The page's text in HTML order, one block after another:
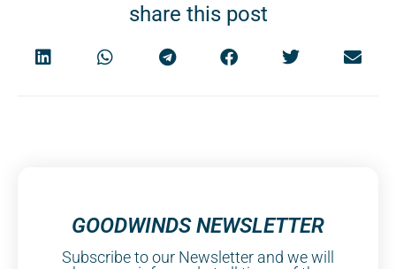
share this post
GOODWINDS NEWSLETTER
Subscribe to our Newsletter and we will